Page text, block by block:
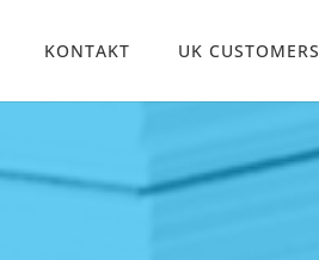
KONTAKT UK CUSTOMERS